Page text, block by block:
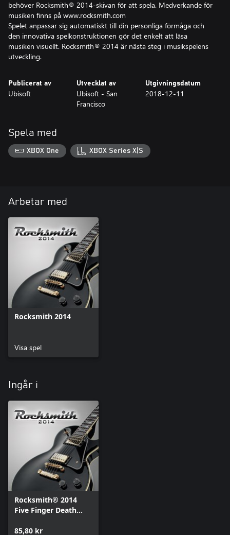
behöver Rocksmith® 2014-skivan för att spela. Medverkande för
musiken finns på www.rocksmith.com
Spelet anpassar sig automatiskt till din personliga förmåga och
den innovativa spelkonstruktionen gör det enkelt att läsa
musiken visuellt. Rocksmith® 2014 är nästa steg i musikspelens
utveckling.
Publicerat av
Ubisoft
Utvecklat av
Ubisoft - San
Francisco
Utgivningsdatum
2018-12-11
Spela med
XBOX One XBOX Series X|S
Arbetar med
Rocksmith 2014
Visa spel
Ingår i
Rocksmith® 2014
Five Finger Death
85,80 kr